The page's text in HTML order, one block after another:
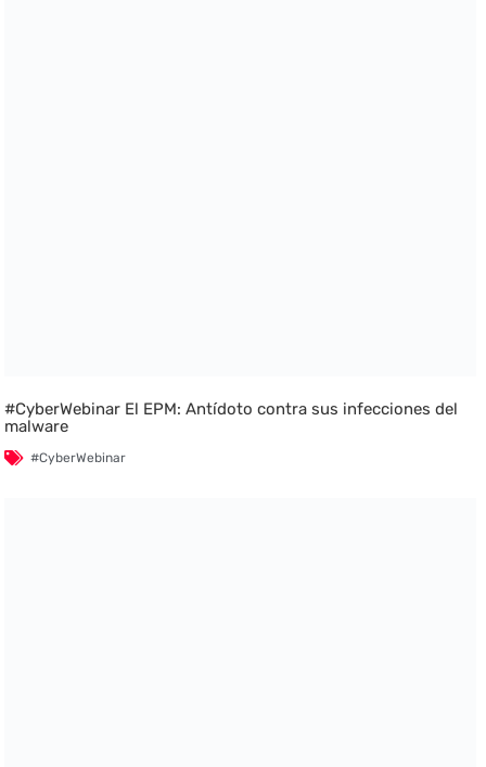
#CyberWebinar El EPM: Antídoto contra sus infecciones del
malware
#CyberWebinar